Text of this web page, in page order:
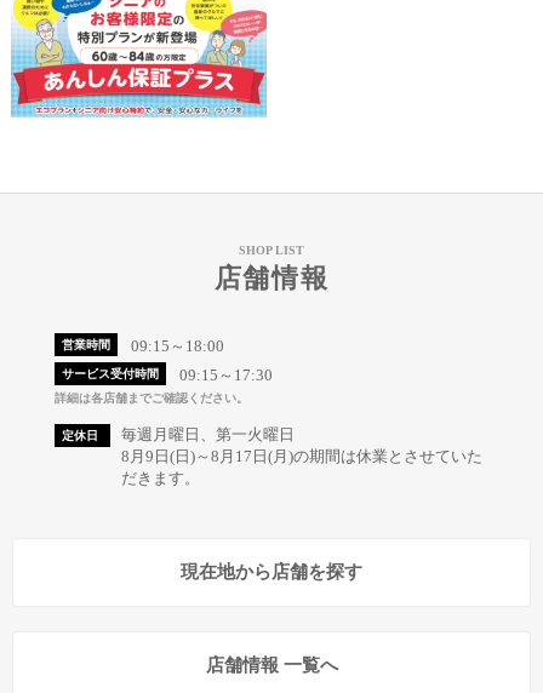
SHOP LIST
店舗情報
営業時間 09:15～18:00
サービス受付時間 09:15～17:30
詳細は各店舗までご確認ください。
定休日
毎週月曜日、第一火曜日
8月9日(日)～8月17日(月)の期間は休業とさせていた
だきます。
現在地から店舗を探す
店舗情報 一覧へ